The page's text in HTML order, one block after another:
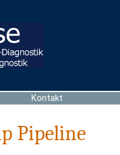
Kontakt
Pipeline